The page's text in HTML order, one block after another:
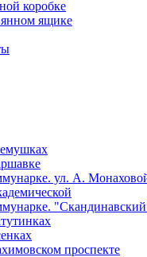
коробке
ящике
ул. А.
проспекте